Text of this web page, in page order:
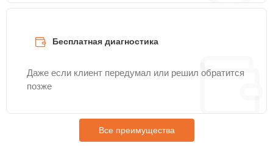
Бесплатная диагностика
Даже если клиент передумал или решил обратится
позже
Все преимущества